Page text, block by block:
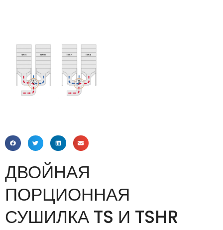
ДВОЙНАЯ
ПОРЦИОННАЯ
СУШИЛКА TS И TSHR